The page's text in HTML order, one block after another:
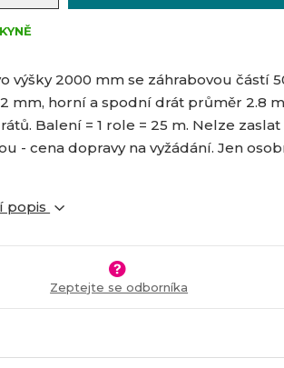
výšky 2000 mm se záhrabovou částí
mm, horní a spodní drát průměr 2.8
Balení = 1 role = 25 m. Nelze zaslat
- cena dopravy na vyžádání. Jen
popis
Zeptejte se odborníka